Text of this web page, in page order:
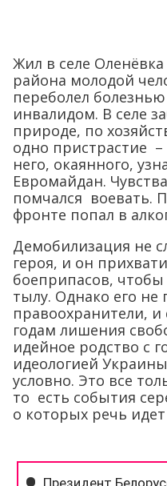
Жил в селе
района молодой
переболел
инвалидом. В селе
природе, по
одно пристрастие –
него, окаянного,
Евромайдан.
помчался воевать.
фронте попал в
Демобилизация не
героя, и он
боеприпасов, чтобы
тылу. Однако его не
правоохранители,
годам лишения
идейное родство с
идеологией
условно. Это все
то есть события
о которых речь